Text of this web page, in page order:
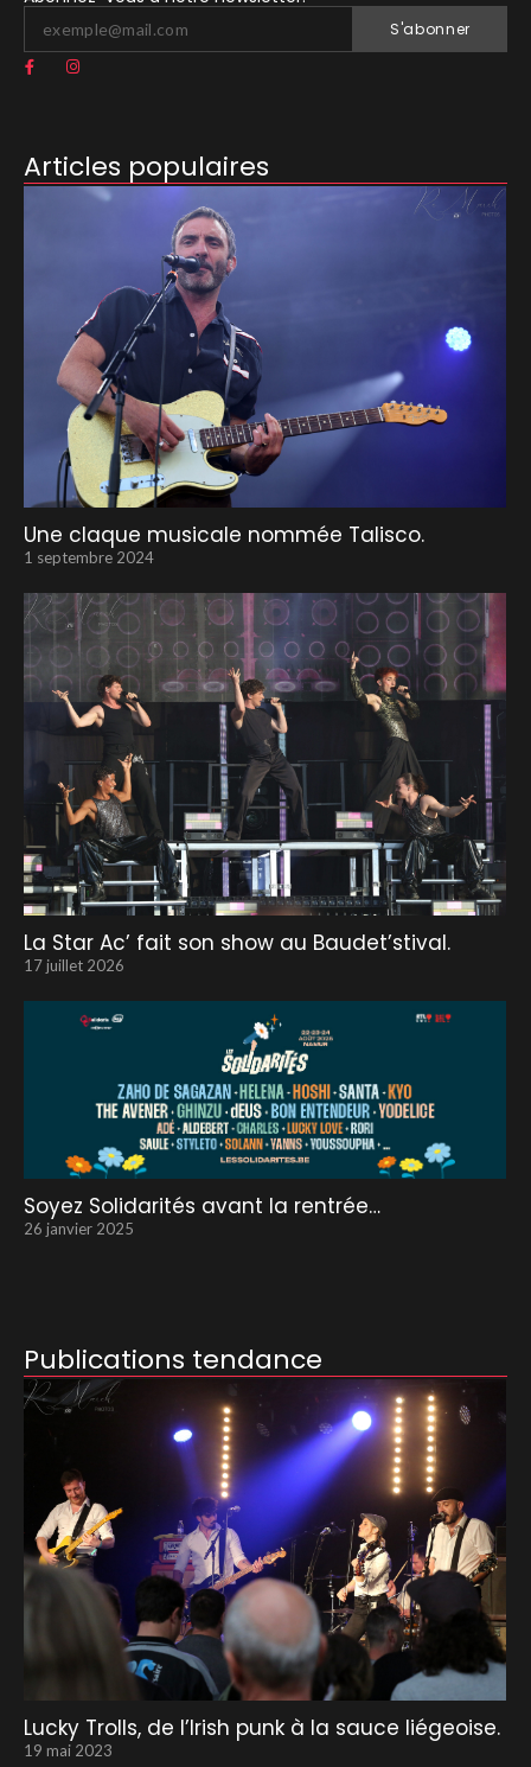
S'abonner
Articles populaires
Une claque musicale nommée Talisco.
1 septembre 2024
La Star Ac’ fait son show au Baudet’stival.
17 juillet 2026
Soyez Solidarités avant la rentrée…
26 janvier 2025
Publications tendance
Lucky Trolls, de l’Irish punk à la sauce liégeoise.
19 mai 2023